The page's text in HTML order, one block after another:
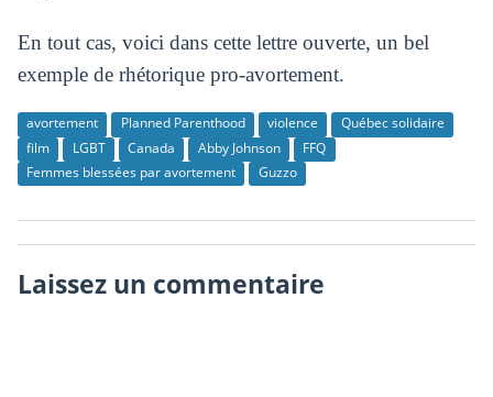
En tout cas, voici dans cette lettre ouverte, un bel
exemple de rhétorique pro-avortement.
avortement Planned Parenthood violence
Québec solidaire
film
LGBT Canada Abby Johnson
FFQ
Femmes blessées par avortement
Guzzo
Laissez un commentaire